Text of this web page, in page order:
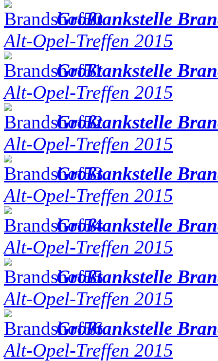
Großtankstelle
Alt-Opel-Treffen 2015
Großtankstelle
Alt-Opel-Treffen 2015
Großtankstelle
Alt-Opel-Treffen 2015
Großtankstelle
Alt-Opel-Treffen 2015
Großtankstelle
Alt-Opel-Treffen 2015
Großtankstelle
Alt-Opel-Treffen 2015
Großtankstelle
Alt-Opel-Treffen 2015